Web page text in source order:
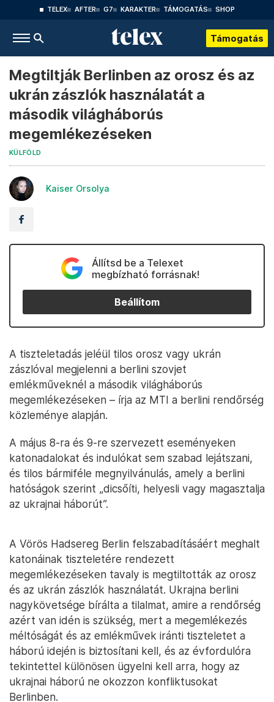
TELEX AFTER G7 KARAKTER TÁMOGATÁS SHOP
Támogatás
Megtiltják Berlinben az orosz és az
ukrán zászlók használatát a
második világháborús
megemlékezéseken
KÜLFÖLD
Kaiser Orsolya
Állítsd be a Telexet
megbízható forrásnak!
Beállítom
A tiszteletadás jeléül tilos orosz vagy ukrán
zászlóval megjelenni a berlini szovjet
emlékműveknél a második világháborús
megemlékezéseken – írja az MTI a berlini rendőrség
közleménye alapján.
A május 8-ra és 9-re szervezett eseményeken
katonadalokat és indulókat sem szabad lejátszani,
és tilos bármiféle megnyilvánulás, amely a berlini
hatóságok szerint „dicsőíti, helyesli vagy magasztalja
az ukrajnai háborút”.
A Vörös Hadsereg Berlin felszabadításáért meghalt
katonáinak tiszteletére rendezett
megemlékezéseken tavaly is megtiltották az orosz
és az ukrán zászlók használatát. Ukrajna berlini
nagykövetsége bírálta a tilalmat, amire a rendőrség
azért van idén is szükség, mert a megemlékezés
méltóságát és az emlékművek iránti tiszteletet a
háború idején is biztosítani kell, és az évfordulóra
tekintettel különösen ügyelni kell arra, hogy az
ukrajnai háború ne okozzon konfliktusokat
Berlinben.